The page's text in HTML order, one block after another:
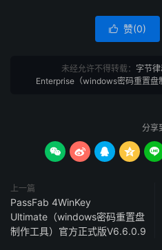
 赞(0)
未经允许不得转载： 字节
Enterprise（windows密码重置盘
分享
    
上一篇
PassFab 4WinKey
Ultimate（windows密码重置盘
制作工具）官方正式版V6.6.0.9